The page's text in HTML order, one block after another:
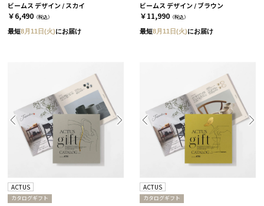
ビームス デザイン / スカイ
￥6,490 （税込）
最短8月11日(火)にお届け
ビームス デザイン / ブラウン
￥11,990 （税込）
最短8月11日(火)にお届け
ACTUS
カタログギフト
ACTUS
カタログギフト